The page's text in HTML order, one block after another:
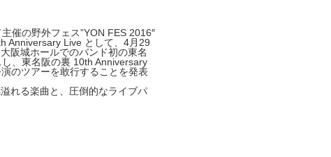
催の野外フェス”YON FES 2016″
Anniversary Live として、4月29
阪城ホールでのバン ド初の東名
、東名阪の裏 10th Anniversary
のツアーを敢行することを発表
れる楽曲と、圧倒的なライブパ